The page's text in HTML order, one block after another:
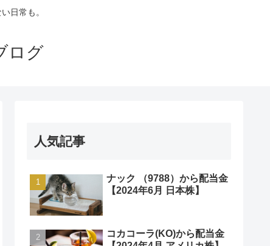
日常も。
ログ
人気記事
ナック （9788）から配当金
【2024年6月 日本株】
コカコーラ(KO)から配当金